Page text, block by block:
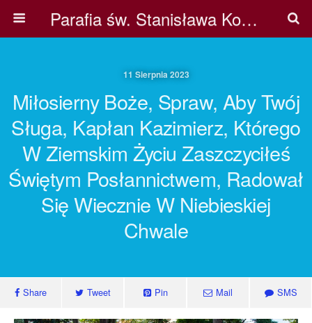
Parafia św. Stanisława Kostki w Pile
11 Sierpnia 2023
Miłosierny Boże, Spraw, Aby Twój
Sługa, Kapłan Kazimierz, Którego
W Ziemskim Życiu Zaszczyciłeś
Świętym Posłannictwem, Radował
Się Wiecznie W Niebieskiej
Chwale
Share Tweet Pin Mail SMS